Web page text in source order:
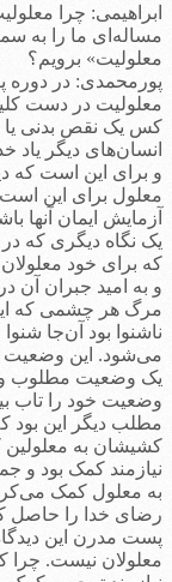
ابراهیمی: چرا
مساله‌ای ما را به
معلولیت» برویم؟
پورمحمدی: در دوره
معلولیت در دست
کس یک نقص بدنی یا
انسان‌های دیگر یاد
و برای این است که
معلول برای این
آزمایش ایمان آنها
یک نگاه دیگری که
‌که برای خود
و به امید جبران آن
مرگ هر چشمی که
ناشنوا بود آن‌جا
می‌شود. این وضعیت
یک وضعیت مطلوب و
وضعیت خود را تاب
مطلب دیگر این بود
کشیشان به
نیازمند کمک بود و
به معلول کمک
رضای خدا را حاصل
پست مدرن این
معلولان نیست. چرا